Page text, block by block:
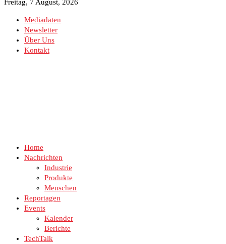
Freitag, 7 August, 2026
Mediadaten
Newsletter
Über Uns
Kontakt
Home
Nachrichten
Industrie
Produkte
Menschen
Reportagen
Events
Kalender
Berichte
TechTalk